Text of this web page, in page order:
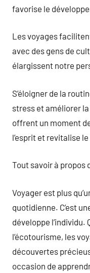
favorise le
Les voyages
avec des gens de
élargissent notre
S’éloigner de la
stress et améliorer
offrent un moment
l’esprit et revitalise
Tout savoir à propos
Voyager est plus
quotidienne. C’est
développe l’individu.
l’écotourisme, les
découvertes
occasion de